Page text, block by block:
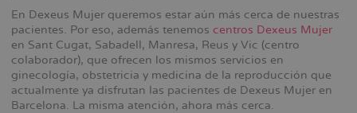
En Dexeus Mujer queremos estar aún más cerca de nuestras
pacientes. Por eso, además tenemos centros Dexeus Mujer
en Sant Cugat, Sabadell, Manresa, Reus y Vic (centro
colaborador), que ofrecen los mismos servicios en
ginecología, obstetricia y medicina de la reproducción que
actualmente ya disfrutan las pacientes de Dexeus Mujer en
Barcelona. La misma atención, ahora más cerca.